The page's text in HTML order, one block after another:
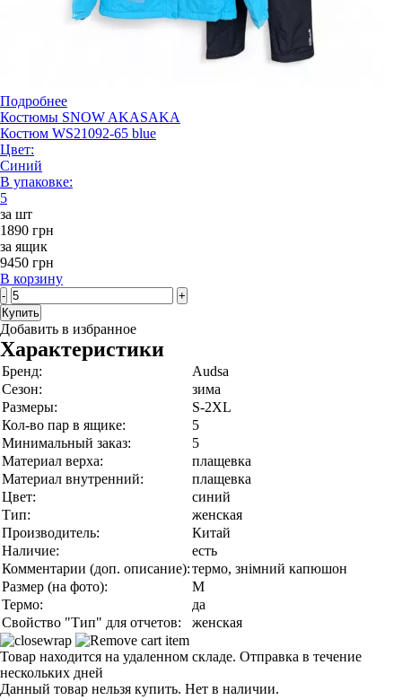
Подробнее
Костюмы SNOW AKASAKA
Костюм WS21092-65 blue
Цвет:
Синий
В упаковке:
5
за шт
1890 грн
за ящик
9450 грн
В корзину
-
+
Купить
Добавить в избранное
Характеристики
Бренд:
Audsa
Сезон:
зима
Размеры:
S-2XL
Кол-во пар в ящике:
5
Минимальный заказ:
5
Материал верха:
плащевка
Материал внутренний:
плащевка
Цвет:
синий
Тип:
женская
Производитель:
Китай
Наличие:
есть
Комментарии (доп. описание):термо, знімний капюшон
Размер (на фото):
M
Термо:
да
Свойство "Тип" для отчетов:
женская
Товар находится на удаленном складе. Отправка в течение
нескольких дней
Данный товар нельзя купить. Нет в наличии.